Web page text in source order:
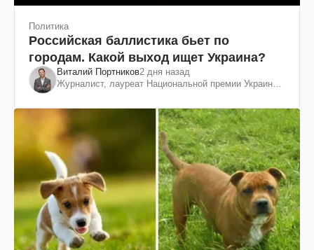
Политика
Российская баллистика бьет по
городам. Какой выход ищет Украина?
Виталий Портников2 дня назад
Журналист, лауреат Национальной премии Украины